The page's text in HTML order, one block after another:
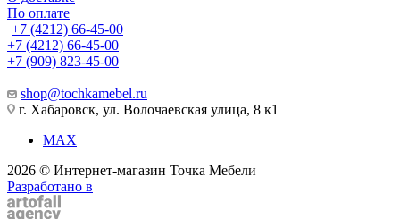
По оплате
+7 (4212) 66-45-00
+7 (4212) 66-45-00
+7 (909) 823-45-00
shop@tochkamebel.ru
г. Хабаровск, ул. Волочаевская улица, 8 к1
MAX
2026 © Интернет-магазин Точка Мебели
Разработано в